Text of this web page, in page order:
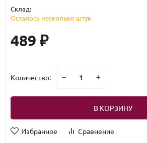
Склад:
Осталось несколько штук
489 ₽
Количество:
В КОРЗИНУ
Избранное
Сравнение